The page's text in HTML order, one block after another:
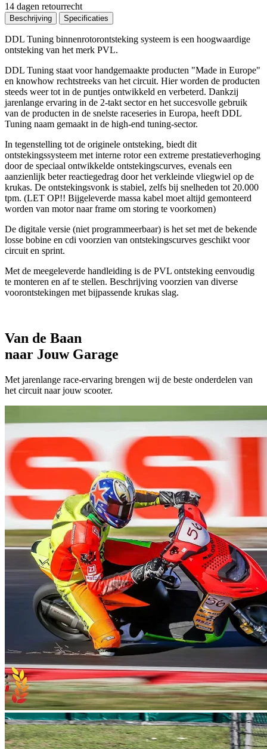
14 dagen retourrecht
Beschrijving Specificaties
DDL Tuning binnenrotorontsteking systeem is een hoogwaardige
ontsteking van het merk PVL.
DDL Tuning staat voor handgemaakte producten "Made in Europe"
en knowhow rechtstreeks van het circuit. Hier worden de producten
steeds weer tot in de puntjes ontwikkeld en verbeterd. Dankzij
jarenlange ervaring in de 2-takt sector en het succesvolle gebruik
van de producten in de snelste raceseries in Europa, heeft DDL
Tuning naam gemaakt in de high-end tuning-sector.
In tegenstelling tot de originele ontsteking, biedt dit
ontstekingssysteem met interne rotor een extreme prestatieverhoging
door de speciaal ontwikkelde ontstekingscurves, evenals een
aanzienlijk beter reactiegedrag door het verkleinde vliegwiel op de
krukas. De ontstekingsvonk is stabiel, zelfs bij snelheden tot 20.000
tpm. (LET OP!! Bijgeleverde massa kabel moet altijd gemonteerd
worden van motor naar frame om storing te voorkomen)
De digitale versie (niet programmeerbaar) is het set met de bekende
losse bobine en cdi voorzien van ontstekingscurves geschikt voor
circuit en sprint.
Met de meegeleverde handleiding is de PVL ontsteking eenvoudig
te monteren en af te stellen. Beschrijving voorzien van diverse
voorontstekingen met bijpassende krukas slag.
Van de Baan
naar Jouw Garage
Met jarenlange race-ervaring brengen wij de beste onderdelen van
het circuit naar jouw scooter.